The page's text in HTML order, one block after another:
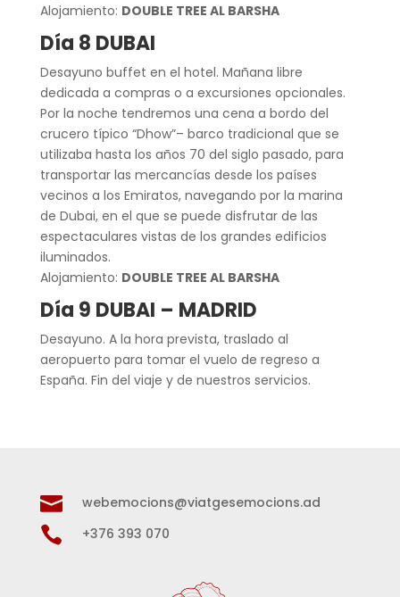
Alojamiento: DOUBLE TREE AL BARSHA
Día 8 DUBAI
Desayuno buffet en el hotel. Mañana libre
dedicada a compras o a excursiones opcionales.
Por la noche tendremos una cena a bordo del
crucero típico “Dhow”– barco tradicional que se
utilizaba hasta los años 70 del siglo pasado, para
transportar las mercancías desde los países
vecinos a los Emiratos, navegando por la marina
de Dubai, en el que se puede disfrutar de las
espectaculares vistas de los grandes edificios
iluminados.
Alojamiento: DOUBLE TREE AL BARSHA
Día 9 DUBAI – MADRID
Desayuno. A la hora prevista, traslado al
aeropuerto para tomar el vuelo de regreso a
España. Fin del viaje y de nuestros servicios.
 webemocions@viatgesemocions.ad
 +376 393 070